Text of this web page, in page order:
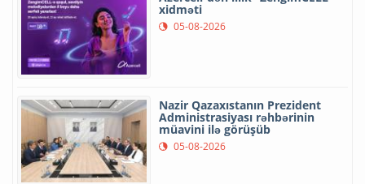
xidməti
05-08-2026
Nazir Qazaxıstanın Prezident
Administrasiyası rəhbərinin
müavini ilə görüşüb
05-08-2026